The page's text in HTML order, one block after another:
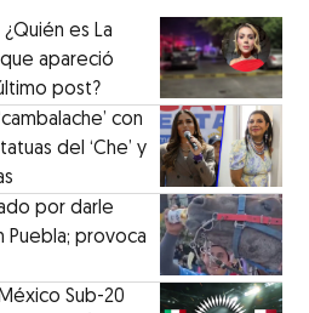
¿Quién es La
apareció
post?
con
del ‘Che’ y
por darle
Puebla; provoca
Sub-20